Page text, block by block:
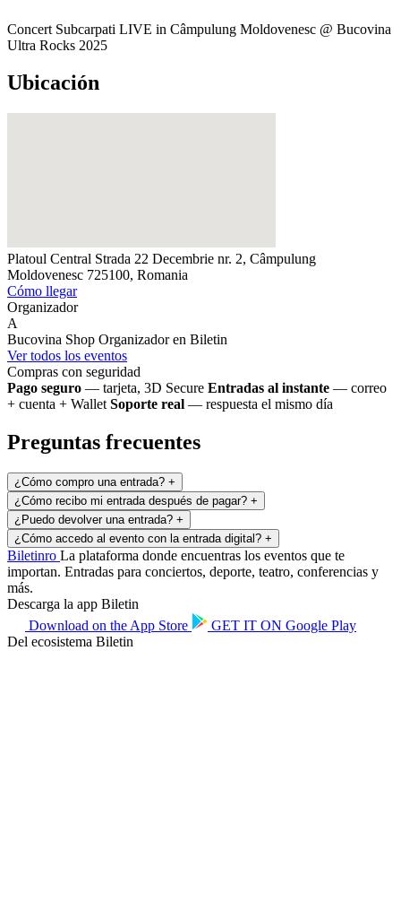
Concert Subcarpati LIVE in Câmpulung Moldovenesc @ Bucovina
Ultra Rocks 2025
Ubicación
Platoul Central Strada 22 Decembrie nr. 2, Câmpulung
Moldovenesc 725100, Romania
Cómo llegar
Organizador
A
Bucovina Shop Organizador en Biletin
Ver todos los eventos
Compras con seguridad
Pago seguro — tarjeta, 3D Secure Entradas al instante — correo
+ cuenta + Wallet Soporte real — respuesta el mismo día
Preguntas frecuentes
¿Cómo compro una entrada? +
¿Cómo recibo mi entrada después de pagar? +
¿Puedo devolver una entrada? +
¿Cómo accedo al evento con la entrada digital? +
Biletinro La plataforma donde encuentras los eventos que te
importan. Entradas para conciertos, deporte, teatro, conferencias y
más.
Descarga la app Biletin
Download on the App Store GET IT ON Google Play
Del ecosistema Biletin